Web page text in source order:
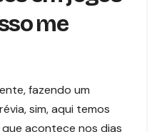
me
fazendo um
sim, aqui temos
acontece nos dias